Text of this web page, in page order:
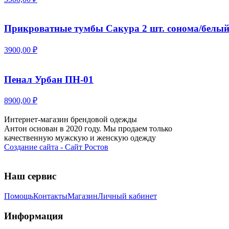
Прикроватные тумбы Сакура 2 шт. сонома/белый
3900,00 ₽
Пенал Урбан ПН-01
8900,00 ₽
Интернет-магазин брендовой одежды
Антон основан в 2020 году. Мы продаем только
качественную мужскую и женскую одежду
Создание сайта - Сайт Ростов
Наш сервис
ПомощьКонтактыМагазинЛичный кабинет
Информация